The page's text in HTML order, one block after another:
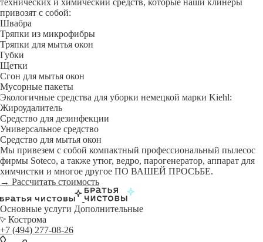
технических и химический средств, которые наши клинеры
привозят с собой:
Швабра
Тряпки из микрофибры
Тряпки для мытья окон
Губки
Щетки
Сгон для мытья окон
Мусорные пакеты
Экологичные средства для уборки немецкой марки Kiehl:
Жироудалитель
Средство для дезинфекции
Универсальное средство
Средство для мытья окон
Мы привезем с собой компактный профессиональный пылесос
фирмы Soteco, а также утюг, ведро, парогенератор, аппарат для
химчистки и многое другое ПО ВАШЕЙ ПРОСЬБЕ.
→ Рассчитать стоимость
Основные услуги Дополнительные
Кострома
+7 (494) 277-08-26